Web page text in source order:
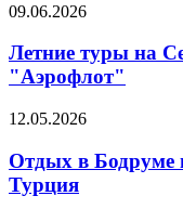
09.06.2026
Летние туры на
"Аэрофлот"
12.05.2026
Отдых в Бодруме
Турция